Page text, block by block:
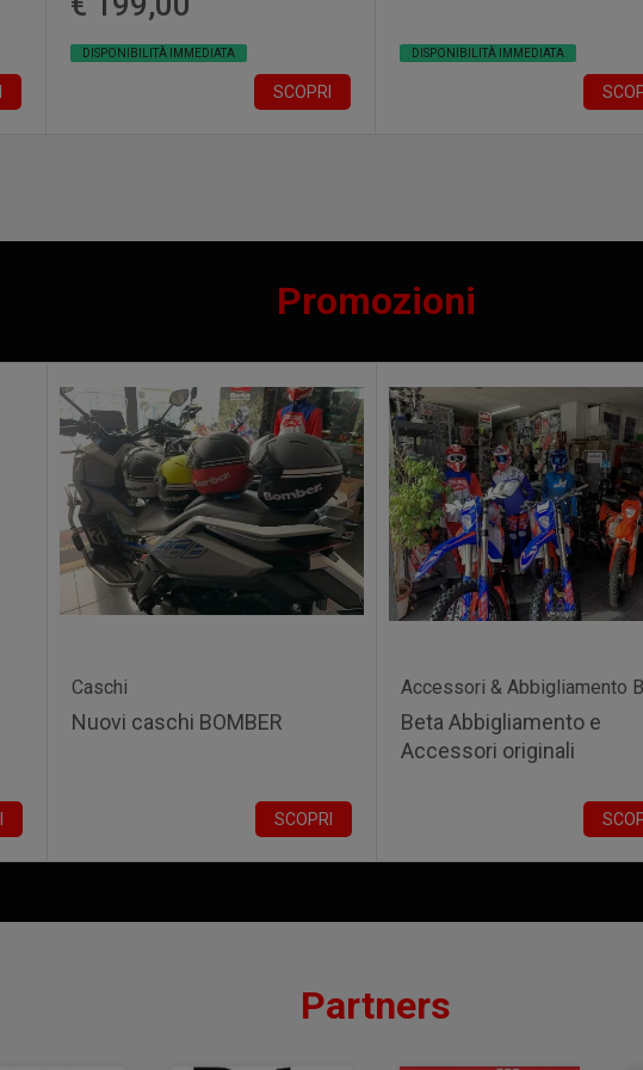
DISPONIBILITÀ IMMEDIATA
SCOPRI
DISPONIBILITÀ IMMEDIATA
Promozioni
Caschi
Nuovi caschi BOMBER
SCOPRI
Accessori & Abbigliamento
Beta Abbigliamento e
Accessori originali
Partners